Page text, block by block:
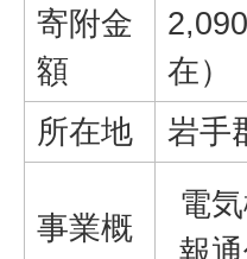
寄附金
額
在）
所在地
岩手
事業概
電